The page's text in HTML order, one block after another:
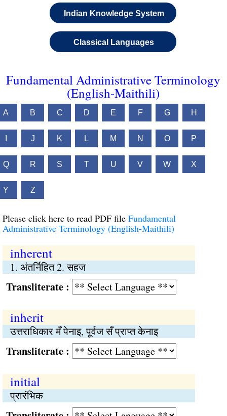
Indian Knowledge System
Classical Languages
Fundamental Administrative Terminology
(English-Maithili)
A B C D E F G H
J K L M N O P
Q R S T U V W X
Y Z
Please click here to read PDF file Fundamental
Administrative Terminology (English-Maithili)
inherent
1. अंतर्निहित 2. सहज
:
inherit
उत्तराधिकार मँ पेनाइ, पूर्वज सँ प्राप्त केनाइ
:
initial
प्रारंभिक